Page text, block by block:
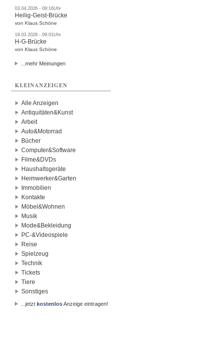
03.04.2026 - 09:16Uhr
Heilig-Geist-Brücke
von Klaus Schöne
19.03.2026 - 09:01Uhr
H-G-Brücke
von Klaus Schöne
...mehr Meinungen
KLEINANZEIGEN
Alle Anzeigen
Antiquitäten&Kunst
Arbeit
Auto&Motorrad
Bücher
Computer&Software
Filme&DVDs
Haushaltsgeräte
Heimwerker&Garten
Immobilien
Kontakte
Möbel&Wohnen
Musik
Mode&Bekleidung
PC-&Videospiele
Reise
Spielzeug
Technik
Tickets
Tiere
Sonstiges
...jetztkostenlosAnzeige eintragen!